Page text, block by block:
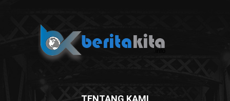
TENTANG KAMI